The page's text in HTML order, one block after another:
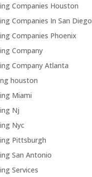
Companies Houston
Companies In San Diego
Companies Phoenix
Company
Company Atlanta
houston
Miami
Nj
Nyc
Pittsburgh
San Antonio
Services